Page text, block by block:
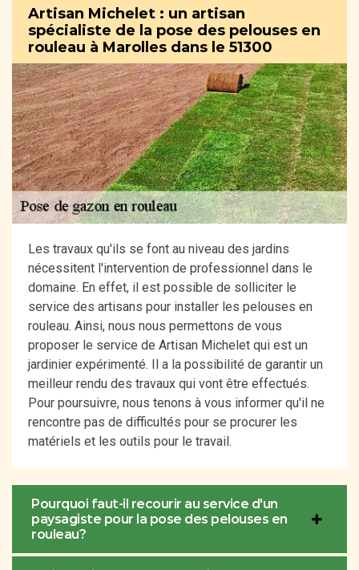
Artisan Michelet : un artisan
spécialiste de la pose des pelouses en
rouleau à Marolles dans le 51300
Les travaux qu'ils se font au niveau des jardins
nécessitent l'intervention de professionnel dans le
domaine. En effet, il est possible de solliciter le
service des artisans pour installer les pelouses en
rouleau. Ainsi, nous nous permettons de vous
proposer le service de Artisan Michelet qui est un
jardinier expérimenté. Il a la possibilité de garantir un
meilleur rendu des travaux qui vont être effectués.
Pour poursuivre, nous tenons à vous informer qu'il ne
rencontre pas de difficultés pour se procurer les
matériels et les outils pour le travail.
Pourquoi faut-il recourir au service d'un
paysagiste pour la pose des pelouses en
rouleau?